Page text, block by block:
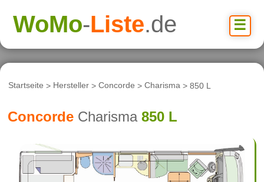
☰
WoMo-Liste.de
Startseite > Hersteller >Concorde >Charisma > 850 L
Concorde Charisma 850 L